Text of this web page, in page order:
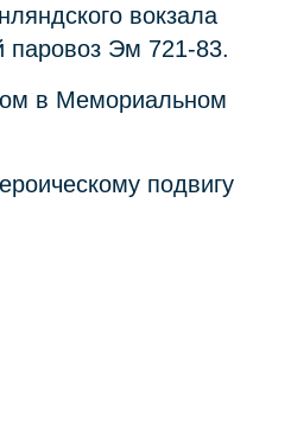
вокзала
паровоз Эм 721-83.
в Мемориальном
подвигу